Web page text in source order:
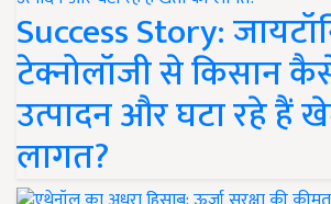
Success Story:
टेक्नोलॉजी से किसान
उत्पादन और घटा रहे हैं
लागत?